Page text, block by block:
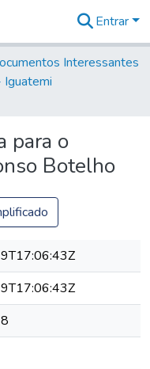
Entrar
Interessantes
para o
Botelho